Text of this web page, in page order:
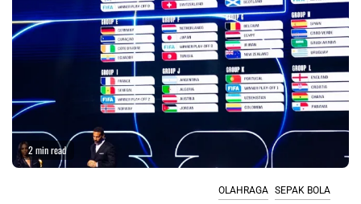
2 min read
OLAHRAGA SEPAK BOLA